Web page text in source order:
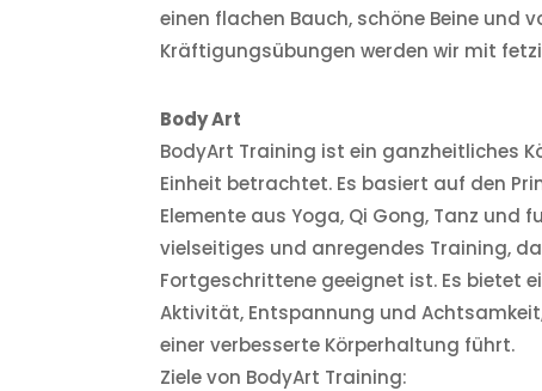
einen flachen Bauch, schöne Beine und
Kräftigungsübungen werden wir mit
Body Art
BodyArt Training ist ein ganzheitliches
Einheit betrachtet. Es basiert auf den
Elemente aus Yoga, Qi Gong, Tanz und
vielseitiges und anregendes Training,
Fortgeschrittene geeignet ist. Es bietet
Aktivität, Entspannung und
einer verbesserte Körperhaltung führt.
Ziele von BodyArt Training: